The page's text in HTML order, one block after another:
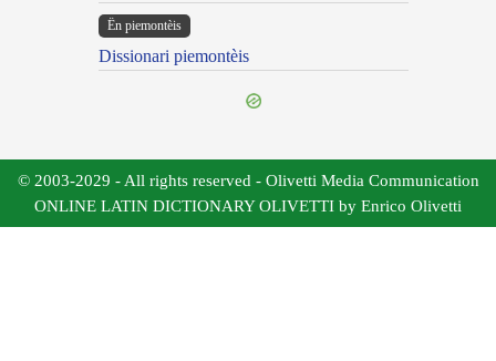
Ën piemontèis
Dissionari piemontèis
© 2003-2029 - All rights reserved - Olivetti Media Communication
ONLINE LATIN DICTIONARY OLIVETTI by Enrico Olivetti